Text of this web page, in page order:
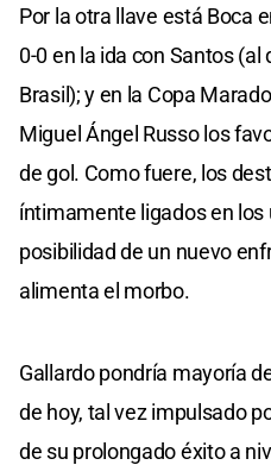
Por la otra llave está Boca
0-0 en la ida con Santos
Brasil); y en la Copa
Miguel Ángel Russo los
de gol. Como fuere, los
íntimamente ligados en
posibilidad de un nuevo
alimenta el morbo.
Gallardo pondría mayoría
de hoy, tal vez impulsado
de su prolongado éxito a